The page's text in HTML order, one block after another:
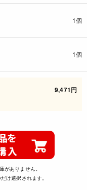
1個
1個
9,471円
がありません。
け選択されます。